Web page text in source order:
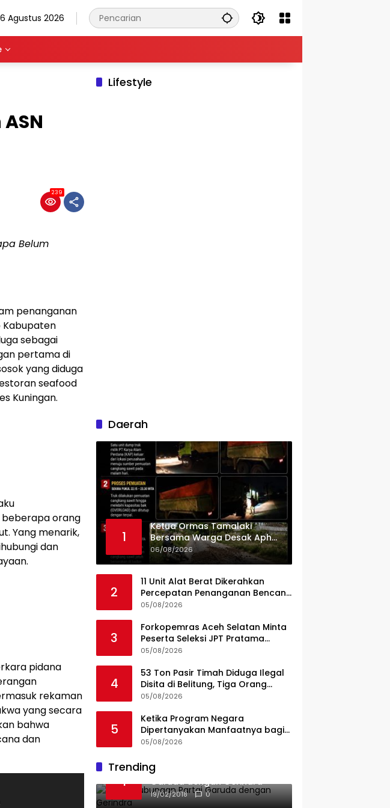
Agustus 2026
239
Belum
penanganan
Kabupaten
sebagai
pertama di
yang diduga
seafood
Kuningan.
beberapa orang
Yang menarik,
dan
pidana
rekaman
yang secara
bahwa
dan
Lifestyle
Daerah
1
Ketua Ormas Tamalaki
Bersama Warga Desak Aph
Dan Pemkab Konsel Tangkap
Pelaku Angkut Cangkang
Melintas Jalan Umum
06/08/2026
2
11 Unit Alat Berat Dikerahkan
Percepatan Penanganan Bencana
di Kelurahan Sipange Kecamatan
05/08/2026
3
Forkopemras Aceh Selatan Minta
Peserta Seleksi JPT Pratama
Andalkan Kompetensi dan
05/08/2026
4
53 Ton Pasir Timah Diduga Ilegal
Disita di Belitung, Tiga Orang
Diamankan, Dua Masih Diburu
05/08/2026
5
Ketika Program Negara
Dipertanyakan Manfaatnya bagi
Seluruh Penggiat Literasi
05/08/2026
Trending
1
Ini Dia Hubungan Partai
Garuda dengan Gerindra
19/02/2018 0